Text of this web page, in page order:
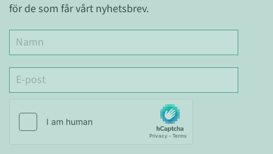
för de som får vårt nyhetsbrev.